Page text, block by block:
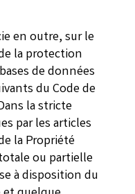
en outre, sur le
la protection
de données
du Code de
la stricte
par les articles
la Propriété
ou partielle
à disposition du